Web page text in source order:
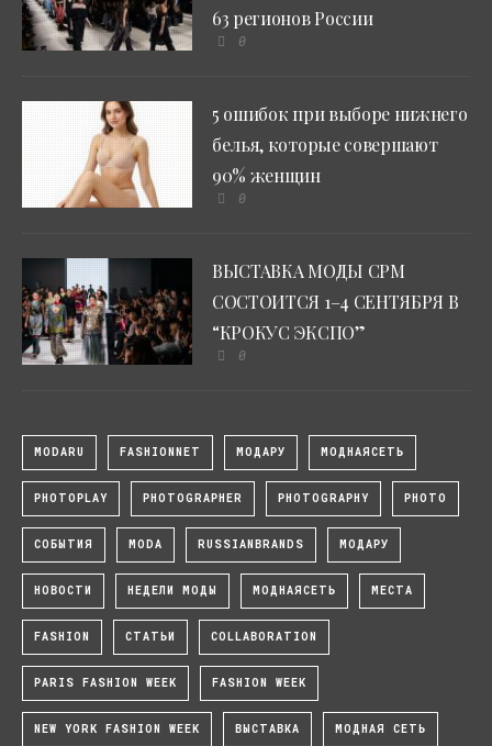
63 регионов России
0
5 ошибок при выборе нижнего
белья, которые совершают
90% женщин
0
ВЫСТАВКА МОДЫ CPM
СОСТОИТСЯ 1–4 СЕНТЯБРЯ В
“КРОКУС ЭКСПО”
0
MODARU FASHIONNET МОДАРУ МОДНАЯСЕТЬ
PHOTOPLAY PHOTOGRAPHER PHOTOGRAPHY PHOTO
СОБЫТИЯ MODA RUSSIANBRANDS МОДАРУ
НОВОСТИ НЕДЕЛИ МОДЫ МОДНАЯСЕТЬ МЕСТА
FASHION СТАТЬИ COLLABORATION
PARIS FASHION WEEK FASHION WEEK
NEW YORK FASHION WEEK ВЫСТАВКА МОДНАЯ СЕТЬ